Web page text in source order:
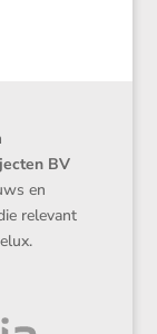
BV
en
relevant